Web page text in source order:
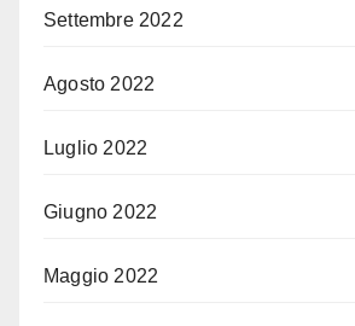
Settembre 2022
Agosto 2022
Luglio 2022
Giugno 2022
Maggio 2022